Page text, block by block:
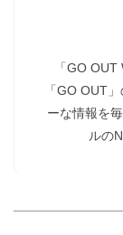
「GO
「GO OUT
ーな情報を
ルの